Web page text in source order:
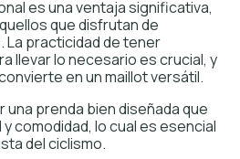
es una ventaja significativa,
que disfrutan de
practicidad de tener
llevar lo necesario es crucial, y
en un maillot versátil.
una prenda bien diseñada que
comodidad, lo cual es esencial
del ciclismo.